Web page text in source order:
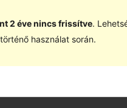
2 éve nincs frissítve.
használat során.